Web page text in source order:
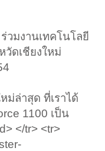
มงานเทคโนโลยี
วัดเชียงใหม่
ม่ล่าสุด ที่เราได้
1100 เป็น
</tr> <tr>